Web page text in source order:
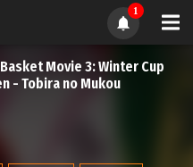
1
Movie 3: Winter Cup
- Tobira no Mukou